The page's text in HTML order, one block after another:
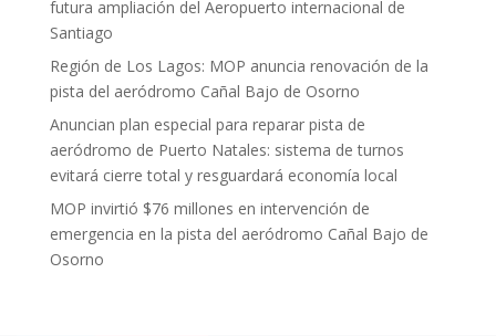
futura ampliación del Aeropuerto internacional de
Santiago
Región de Los Lagos: MOP anuncia renovación de la
pista del aeródromo Cañal Bajo de Osorno
Anuncian plan especial para reparar pista de
aeródromo de Puerto Natales: sistema de turnos
evitará cierre total y resguardará economía local
MOP invirtió $76 millones en intervención de
emergencia en la pista del aeródromo Cañal Bajo de
Osorno